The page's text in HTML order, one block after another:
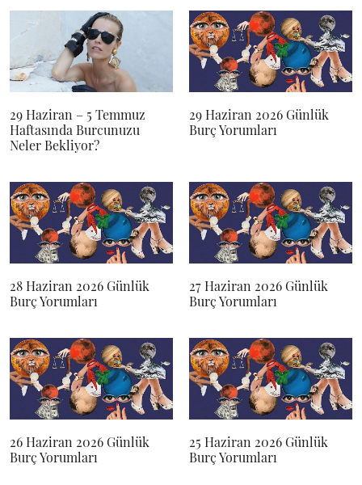
29 Haziran – 5 Temmuz
Haftasında Burcunuzu
Neler Bekliyor?
29 Haziran 2026 Günlük
Burç Yorumları
28 Haziran 2026 Günlük
Burç Yorumları
27 Haziran 2026 Günlük
Burç Yorumları
26 Haziran 2026 Günlük
Burç Yorumları
25 Haziran 2026 Günlük
Burç Yorumları